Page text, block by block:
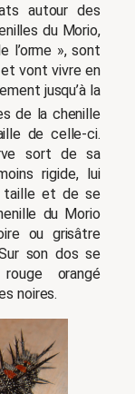
autour des
du Morio,
l’orme », sont
vont vivre en
jusqu’à la
de la chenille
de celle-ci.
sort de sa
rigide, lui
taille et de se
du Morio
ou grisâtre
son dos se
orangé
noires.